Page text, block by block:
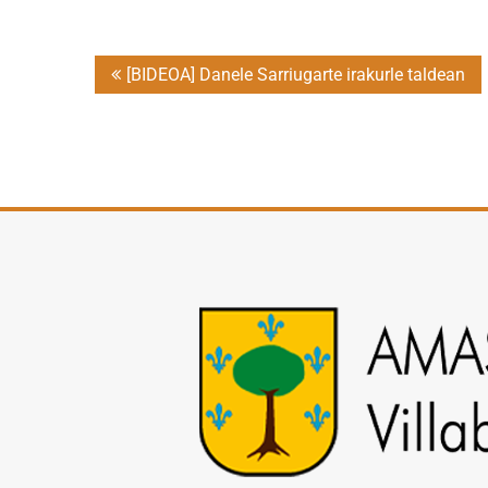
Post
navigation
[BIDEOA] Danele Sarriugarte irakurle taldean